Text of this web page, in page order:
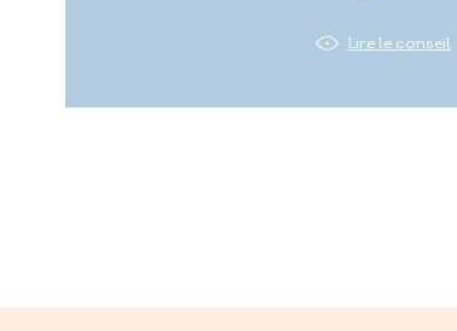
Lire le conseil